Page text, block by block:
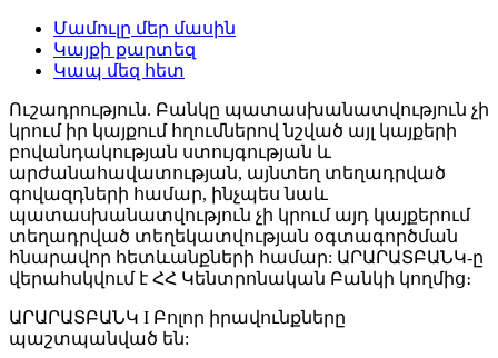
Մամուլը մեր մասին
Կայքի քարտեզ
Կապ մեզ հետ
Ուշադրություն. Բանկը պատասխանատվություն չի
կրում իր կայքում հղումներով նշված այլ կայքերի
բովանդակության ստույգության և
արժանահավատության, այնտեղ տեղադրված
գովազդների համար, ինչպես նաև
պատասխանատվություն չի կրում այդ կայքերում
տեղադրված տեղեկատվության օգտագործման
հնարավոր հետևանքների համար: ԱՐԱՐԱՏԲԱՆԿ-ը
վերահսկվում է ՀՀ Կենտրոնական Բանկի կողմից։
ԱՐԱՐԱՏԲԱՆԿ I Բոլոր իրավունքները
պաշտպանված են: